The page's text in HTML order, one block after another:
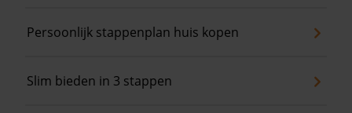
Persoonlijk stappenplan huis kopen
Slim bieden in 3 stappen